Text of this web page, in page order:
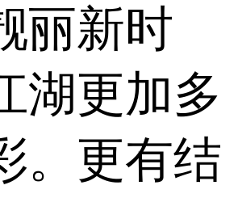
丽新时
湖更加多
。更有结